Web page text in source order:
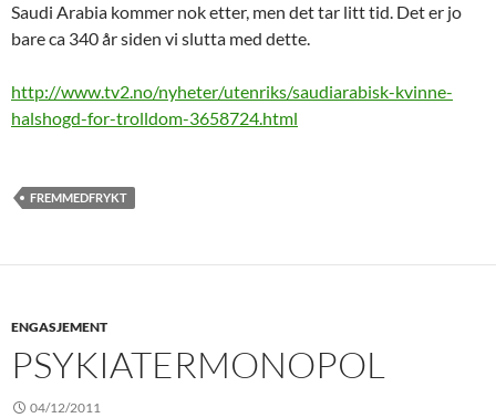
Saudi Arabia kommer nok etter, men det tar litt tid. Det er jo
bare ca 340 år siden vi slutta med dette.
http://www.tv2.no/nyheter/utenriks/saudiarabisk-kvinne-
halshogd-for-trolldom-3658724.html
FREMMEDFRYKT
ENGASJEMENT
PSYKIATERMONOPOL
04/12/2011